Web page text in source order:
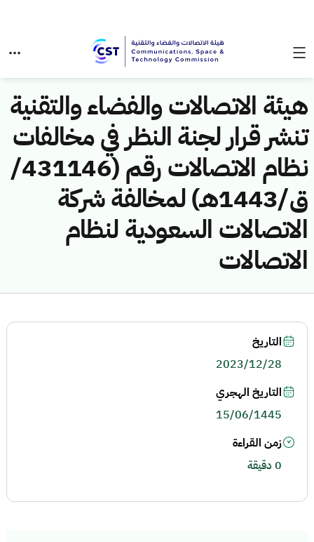
هيئة الاتصالات والفضاء والتقنية
تنشر قرار لجنة النظر في مخالفات
نظام الاتصالات رقم (431146/
ق/1443هـ) لمخالفة شركة
الاتصالات السعودية لنظام
الاتصالات
التاريخ
2023/12/28
التاريخ الهجري
15/06/1445
زمن القراءة
0 دقيقة